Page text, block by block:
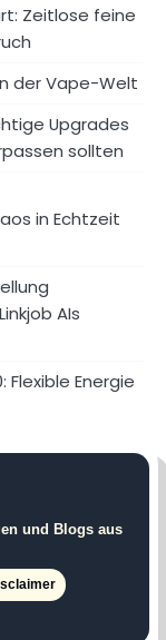
Zeitlose feine
der Vape-Welt
Upgrades
sollten
in Echtzeit
AIs
Flexible Energie
und Blogs aus